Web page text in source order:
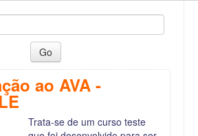
ao AVA -
Trata-se de um curso teste